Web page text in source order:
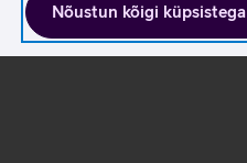
Nõustun kõigi küpsistega